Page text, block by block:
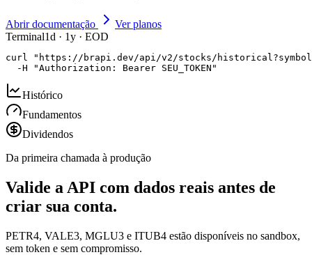
Abrir documentação
Ver planos
Terminal1d · 1y · EOD
curl "https://brapi.dev/api/v2/stocks/
  -H "Authorization: Bearer SEU_TOKEN"
Histórico
Fundamentos
Dividendos
Da primeira chamada à produção
Valide a API com dados reais antes de
criar sua conta.
PETR4, VALE3, MGLU3 e ITUB4 estão disponíveis no sandbox,
sem token e sem compromisso.